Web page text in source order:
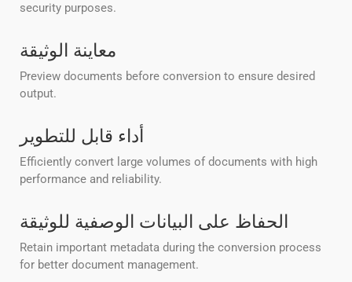
security purposes.
معاينة الوثيقة
Preview documents before conversion to ensure desired
output.
أداء قابل للتطوير
Efficiently convert large volumes of documents with high
performance and reliability.
الحفاظ على البيانات الوصفية للوثيقة
Retain important metadata during the conversion process
for better document management.